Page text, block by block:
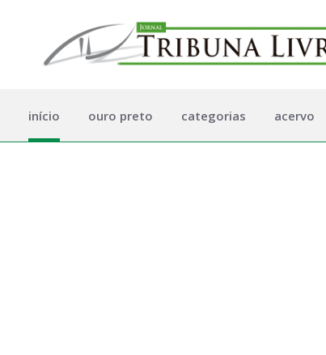
início ouro preto categorias acervo